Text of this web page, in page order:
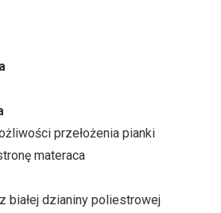
przełożenia pianki
materaca
białej dzianiny poliestrowej